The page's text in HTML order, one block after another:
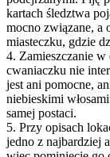
kartach śledztwa
mocno związane, a
miasteczku, gdzie
4. Zamieszczanie
cwaniaczku nie
jest ani pomocne,
niebieskimi
samej postaci.
5. Przy opisach
jedno z najbardziej